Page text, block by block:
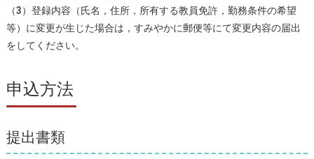
（3）登録内容（氏名，住所，所有する教員免許，勤務条件の希望
等）に変更が生じた場合は，すみやかに郵便等にて変更内容の届出
をしてください。
申込方法
提出書類